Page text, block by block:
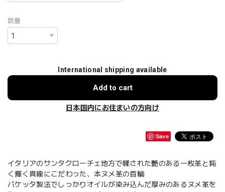
数量
International shipping available
Add to cart
日本国内にお住まいの方向け
Save
イタリアのサンタクローチェ地方で鞣された艶のある一枚革と鈍
く輝く真鍮にこだわった、本ヌメ革の首輪
バケッタ製法でしっかりオイルが染み込んだ厚みのあるヌメ革を